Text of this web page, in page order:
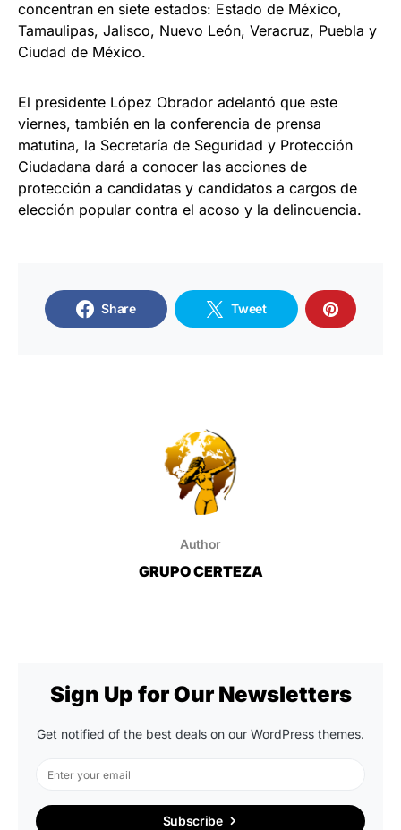
concentran en siete estados: Estado de México,
Tamaulipas, Jalisco, Nuevo León, Veracruz, Puebla y
Ciudad de México.
El presidente López Obrador adelantó que este
viernes, también en la conferencia de prensa
matutina, la Secretaría de Seguridad y Protección
Ciudadana dará a conocer las acciones de
protección a candidatas y candidatos a cargos de
elección popular contra el acoso y la delincuencia.
Share Tweet
Author
GRUPO CERTEZA
Sign Up for Our Newsletters
Get notified of the best deals on our WordPress themes.
Subscribe